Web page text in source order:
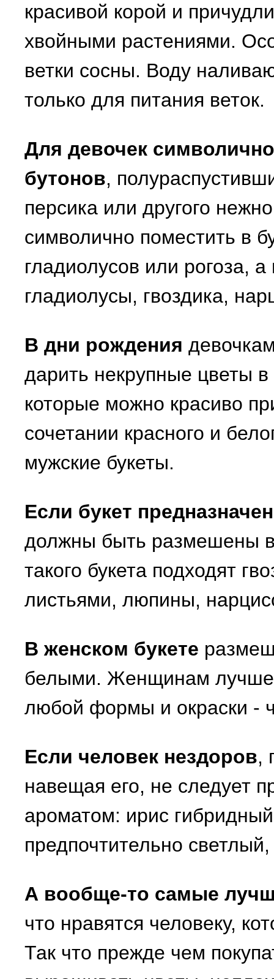
красивой корой и
хвойными растениями.
ветки сосны. Воду
только для питания веток.
Для девочек
бутонов,
персика или другого
символично поместить в
гладиолусов или рогоза,
гладиолусы, гвоздика,
В дни рождения
дарить некрупные цветы
которые можно красиво
сочетании красного и
мужские букеты.
Если букет
должны быть размешены
такого букета подходят
листьями, люпины,
В женском букете
белыми. Женщинам лучше
любой формы и окраски -
Если человек нездоров,
навещая его, не следует
ароматом: ирис
предпочтительно
А вообще-то самые
что нравятся человеку,
Так что прежде чем